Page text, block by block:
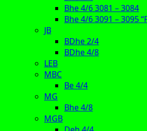
Bhe 4/6 3081 – 3084
Bhe 4/6 3091 – 3095
JB
BDhe 2/4
BDhe 4/8
LEB
MBC
Be 4/4
MG
Bhe 4/8
MGB